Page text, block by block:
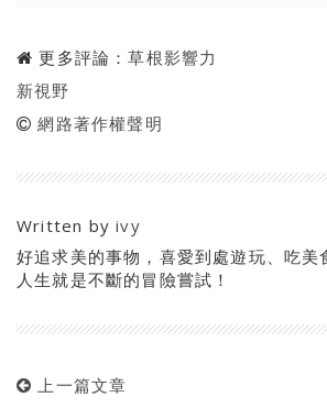
更多評論：草根影響力
新視野
網路著作權聲明
Written byivy
好追求美的事物，喜愛到處遊玩、吃美
人生就是不斷的冒險嘗試！
上一篇文章